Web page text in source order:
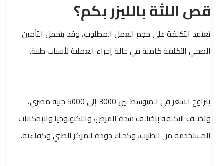
قص اللثة بالليزر بكم؟
تعتمد التكلفة على حجم العمل المطلوب، وقد يتحمل التأمين
الصحي التكلفة كاملة في حالة إجراء العملية لأسباب طبية.
يتراوح السعر في المتوسط بين 3000 إلى 5000 جنيه مصري،
وتختلف التكلفة باختلاف شدة المرض، والتكنولوجيا والإمكانات
المستخدمة من الطبيب، وكذلك جودة المركز الطبي وكفاءته.